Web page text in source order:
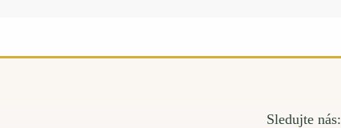
Sledujte nás: